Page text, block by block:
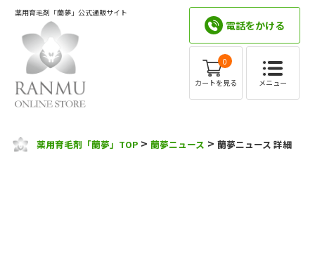
薬用育毛剤「蘭夢」公式通販サイト
電話をかける
0
カートを見る メニュー
薬用育毛剤「蘭夢」TOP >蘭夢ニュース >蘭夢ニュース 詳細